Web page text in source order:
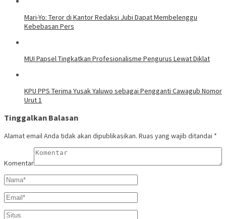
Mari-Yo: Teror di Kantor Redaksi Jubi Dapat Membelenggu
Kebebasan Pers
MUI Papsel Tingkatkan Profesionalisme Pengurus Lewat Diklat
KPU PPS Terima Yusak Yaluwo sebagai Pengganti Cawagub Nomor
Urut 1
Tinggalkan Balasan
Alamat email Anda tidak akan dipublikasikan. Ruas yang wajib ditandai *
Komentar